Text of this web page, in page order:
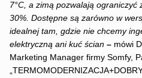
7°C, a zimą pozwalają ograniczyć
30%. Dostępne są zarówno w
idealnej tam, gdzie nie chcemy
elektryczną ani kuć ścian – mówi
Marketing Manager firmy Somfy,